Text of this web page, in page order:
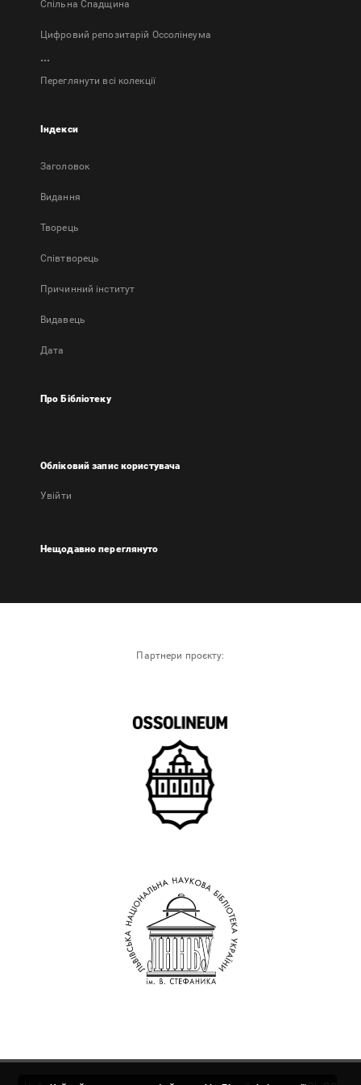
Спільна Спадщина
Цифровий репозитарій Оссолінеума
...
Переглянути всі колекції
Індекси
Заголовок
Bидання
Творець
Співтворець
Причинний інститут
Видавець
Дата
Про Бібліотеку
Обліковий запис користувача
Увійти
Нещодавно переглянуто
Партнери проєкту: